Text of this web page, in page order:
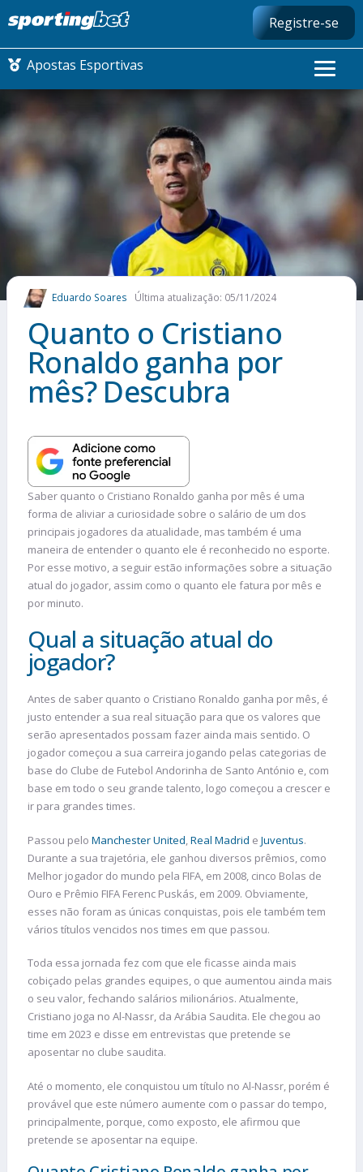
Registre-se
Apostas Esportivas
CONMEBOL LIBERTADORES
FUTEBOL NACIONAL
FUTEBOL INTERNACIONAL
COMO APOSTAR
MAIS ESPORTES
Eduardo Soares Última atualização: 05/11/2024
Quanto o Cristiano
Ronaldo ganha por
mês? Descubra
Saber quanto o Cristiano Ronaldo ganha por mês é uma
forma de aliviar a curiosidade sobre o salário de um dos
principais jogadores da atualidade, mas também é uma
maneira de entender o quanto ele é reconhecido no esporte.
Por esse motivo, a seguir estão informações sobre a situação
atual do jogador, assim como o quanto ele fatura por mês e
por minuto.
Qual a situação atual do
jogador?
Antes de saber quanto o Cristiano Ronaldo ganha por mês, é
justo entender a sua real situação para que os valores que
serão apresentados possam fazer ainda mais sentido. O
jogador começou a sua carreira jogando pelas categorias de
base do Clube de Futebol Andorinha de Santo António e, com
base em todo o seu grande talento, logo começou a crescer e
ir para grandes times.
Passou pelo Manchester United,Real Madrid e Juventus.
Durante a sua trajetória, ele ganhou diversos prêmios, como
Melhor jogador do mundo pela FIFA, em 2008, cinco Bolas de
Ouro e Prêmio FIFA Ferenc Puskás, em 2009. Obviamente,
esses não foram as únicas conquistas, pois ele também tem
vários títulos vencidos nos times em que passou.
Toda essa jornada fez com que ele ficasse ainda mais
cobiçado pelas grandes equipes, o que aumentou ainda mais
o seu valor, fechando salários milionários. Atualmente,
Cristiano joga no Al-Nassr, da Arábia Saudita. Ele chegou ao
time em 2023 e disse em entrevistas que pretende se
aposentar no clube saudita.
Até o momento, ele conquistou um título no Al-Nassr, porém é
provável que este número aumente com o passar do tempo,
principalmente, porque, como exposto, ele afirmou que
pretende se aposentar na equipe.